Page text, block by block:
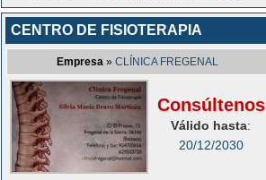
CENTRO DE FISIOTERAPIA
Empresa » CLÍNICA FREGENAL
Consúltenos
Válido hasta:
20/12/2030